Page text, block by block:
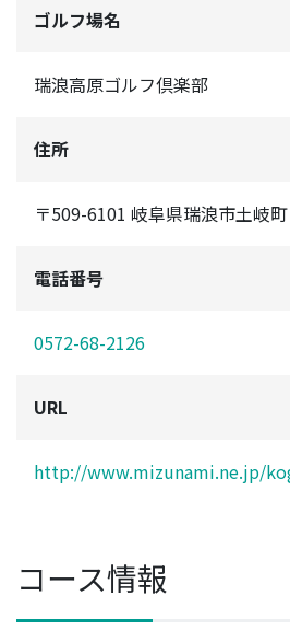
ゴルフ場名
瑞浪高原ゴルフ倶楽部
住所
〒509-6101 岐阜県瑞浪市土岐
電話番号
0572-68-2126
URL
http://www.mizunami.ne.jp/
コース情報